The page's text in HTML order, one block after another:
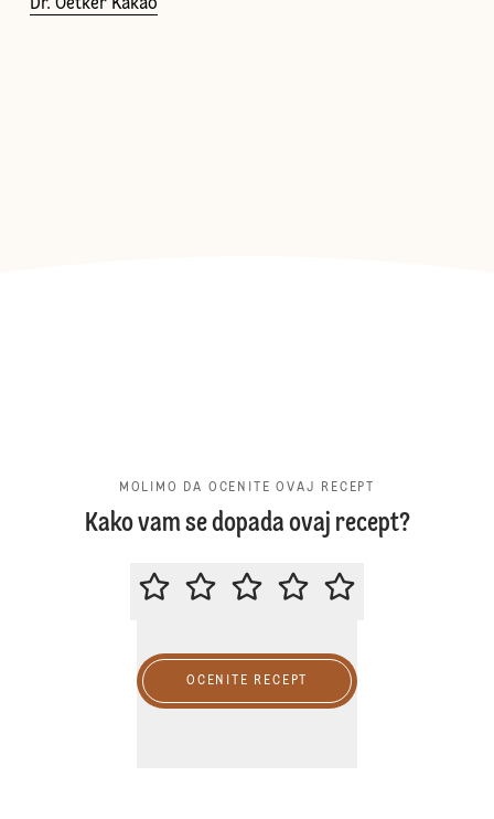
Dr. Oetker Kakao
MOLIMO DA OCENITE OVAJ RECEPT
Kako vam se dopada ovaj recept?
MOLIMO DA OCENITE OVAJ
OCENITE RECEPT